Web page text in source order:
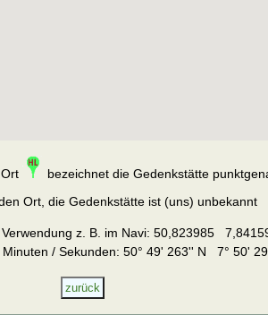
bezeichnet die Gedenkstätte
Ort, die Gedenkstätte ist (uns) unbekannt
z. B. im Navi: 50,823985
/ Sekunden: 50° 49' 263'' N 7° 50'